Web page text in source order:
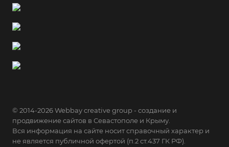
© 2014-2026 Webbay creative group - создание и
продвижение сайтов в Севастополе и Крыму.
Вся информация на сайте носит справочный характер и
не является публичной офертой (п.2 ст.437 ГК РФ).